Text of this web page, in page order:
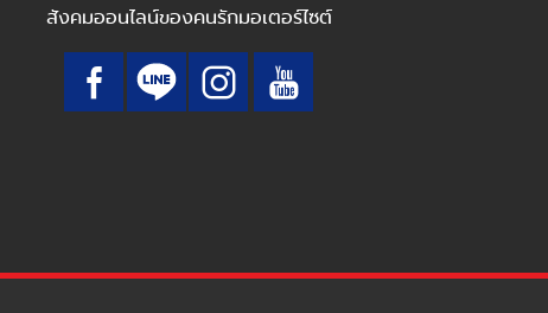
สังคมออนไลน์ของคนรักมอเตอร์ไซต์